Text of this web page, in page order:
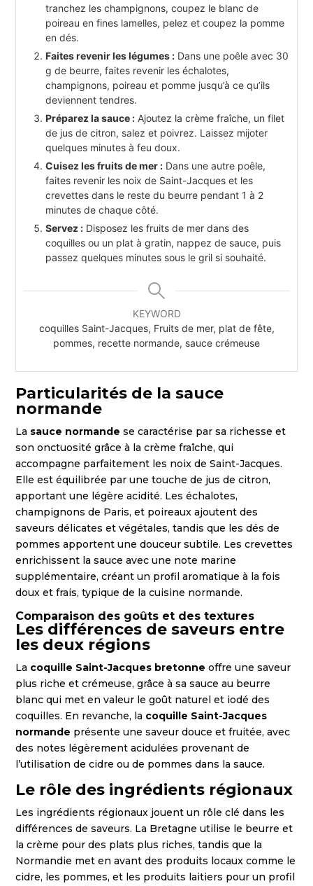
tranchez les champignons, coupez le blanc de
poireau en fines lamelles, pelez et coupez la pomme
en dés.
Faites revenir les légumes : Dans une poêle avec 30
g de beurre, faites revenir les échalotes,
champignons, poireau et pomme jusqu’à ce qu’ils
deviennent tendres.
Préparez la sauce : Ajoutez la crème fraîche, un filet
de jus de citron, salez et poivrez. Laissez mijoter
quelques minutes à feu doux.
Cuisez les fruits de mer : Dans une autre poêle,
faites revenir les noix de Saint-Jacques et les
crevettes dans le reste du beurre pendant 1 à 2
minutes de chaque côté.
Servez : Disposez les fruits de mer dans des
coquilles ou un plat à gratin, nappez de sauce, puis
passez quelques minutes sous le gril si souhaité.
KEYWORD
coquilles Saint-Jacques, Fruits de mer, plat de fête,
pommes, recette normande, sauce crémeuse
Particularités de la sauce
normande
La sauce normande se caractérise par sa richesse et
son onctuosité grâce à la crème fraîche, qui
accompagne parfaitement les noix de Saint-Jacques.
Elle est équilibrée par une touche de jus de citron,
apportant une légère acidité. Les échalotes,
champignons de Paris, et poireaux ajoutent des
saveurs délicates et végétales, tandis que les dés de
pommes apportent une douceur subtile. Les crevettes
enrichissent la sauce avec une note marine
supplémentaire, créant un profil aromatique à la fois
doux et frais, typique de la cuisine normande.
Comparaison des goûts et des textures
Les différences de saveurs entre
les deux régions
La coquille Saint-Jacques bretonne offre une saveur
plus riche et crémeuse, grâce à sa sauce au beurre
blanc qui met en valeur le goût naturel et iodé des
coquilles. En revanche, la coquille Saint-Jacques
normande présente une saveur douce et fruitée, avec
des notes légèrement acidulées provenant de
l’utilisation de cidre ou de pommes dans la sauce.
Le rôle des ingrédients régionaux
Les ingrédients régionaux jouent un rôle clé dans les
différences de saveurs. La Bretagne utilise le beurre et
la crème pour des plats plus riches, tandis que la
Normandie met en avant des produits locaux comme le
cidre, les pommes, et les produits laitiers pour un profil